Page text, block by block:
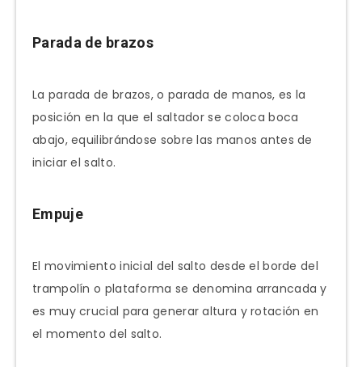
Parada de brazos
La parada de brazos, o parada de manos, es la
posición en la que el saltador se coloca boca
abajo, equilibrándose sobre las manos antes de
iniciar el salto.
Empuje
El movimiento inicial del salto desde el borde del
trampolín o plataforma se denomina arrancada y
es muy crucial para generar altura y rotación en
el momento del salto.